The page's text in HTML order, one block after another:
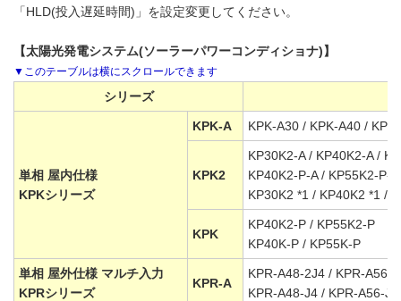
「HLD(投入遅延時間)」を設定変更してください。
【太陽光発電システム(ソーラーパワーコンディショナ)】
シリーズ
単相 屋内仕様
KPKシリーズ
KPK-A KPK-A30 / KPK-A40 /
KPK2
KP30K2-A / KP40K2-A /
KP40K2-P-A / KP55K2-P-A
KP30K2 *1 / KP40K2 *1 /
KPK
KP40K2-P / KP55K2-P
KP40K-P / KP55K-P
単相 屋外仕様 マルチ入力
KPRシリーズ
KPR-A
KPR-A48-2J4 / KPR-A56-
KPR-A48-J4 / KPR-A56-J4